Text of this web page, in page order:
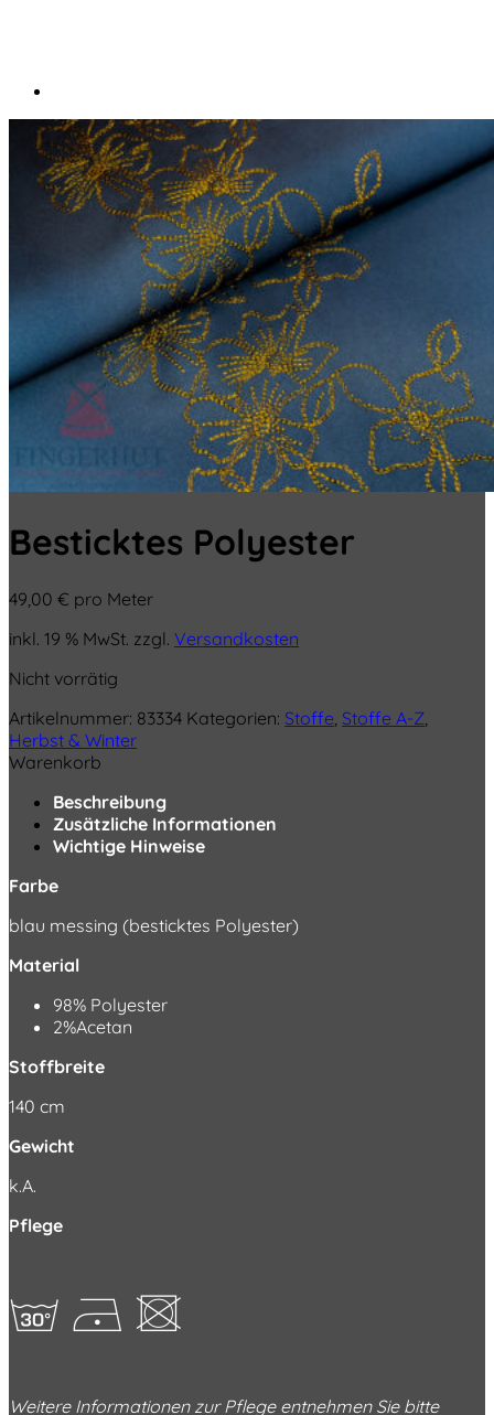
Besticktes Polyester
49,00 € pro Meter
inkl. 19 % MwSt. zzgl. Versandkosten
Nicht vorrätig
Artikelnummer: 83334 Kategorien: Stoffe Stoffe A-Z
Herbst & Winter
Warenkorb
Beschreibung
Zusätzliche Informationen
Wichtige Hinweise
Farbe
blau messing (besticktes Polyester)
Material
98% Polyester
2%Acetan
Stoffbreite
140 cm
Gewicht
k.A.
Pflege
gDU
Weitere Informationen zur Pflege entnehmen Sie bitte